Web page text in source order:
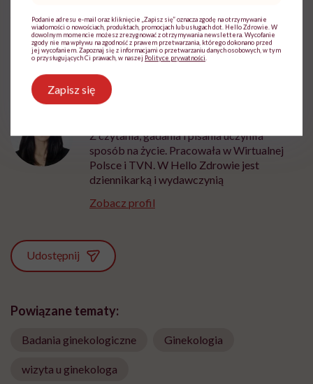
Źródło: Onet
Z czytania, gadania i pisania uczyniła
sposób na życie. Pracowała w Wirtualnej
Polsce i TVN. W Hello Zdrowie jest
dziennikarką i wydawczynią
Zobacz profil
Udostępnij
Powiązane tematy:
Badania ginekologiczne Ginekologia
wizyta u ginekologa
Podanie adresu e-mail oraz kliknięcie „Zapisz się” oznacza zgodę na otrzymywanie
wiadomości o nowościach, produktach, promocjach lub usługach dot. Hello Zdrowie. W
dowolnym momencie możesz zrezygnować z otrzymywania newslettera. Wycofanie
zgody nie ma wpływu na zgodność z prawem przetwarzania, którego dokonano przed
jej wycofaniem. Zapoznaj się z informacjami o przetwarzaniu danych osobowych, w tym
o przysługujących Ci prawach, w naszej Polityce prywatności
Zapisz się